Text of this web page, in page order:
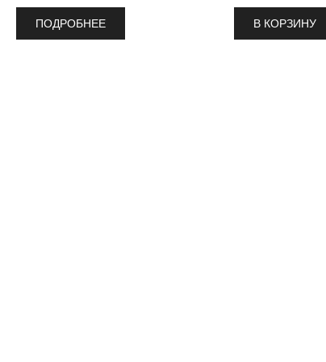
ПОДРОБНЕЕ В КОРЗИНУ